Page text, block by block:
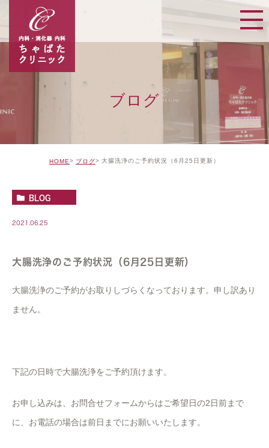
ブログ
HOME ブログ 大腸洗浄のご予約状況（6月25日更新）
BLOG
2021.06.25
大腸洗浄のご予約状況（6月25日更新）
大腸洗浄のご予約がお取りしづらくなっております。申し訳あり
ません。
下記の日時で大腸洗浄をご予約頂けます。
お申し込みは、お問合せフォームからはご希望日の2日前まで
に、お電話の場合は前日までにお願いいたします。